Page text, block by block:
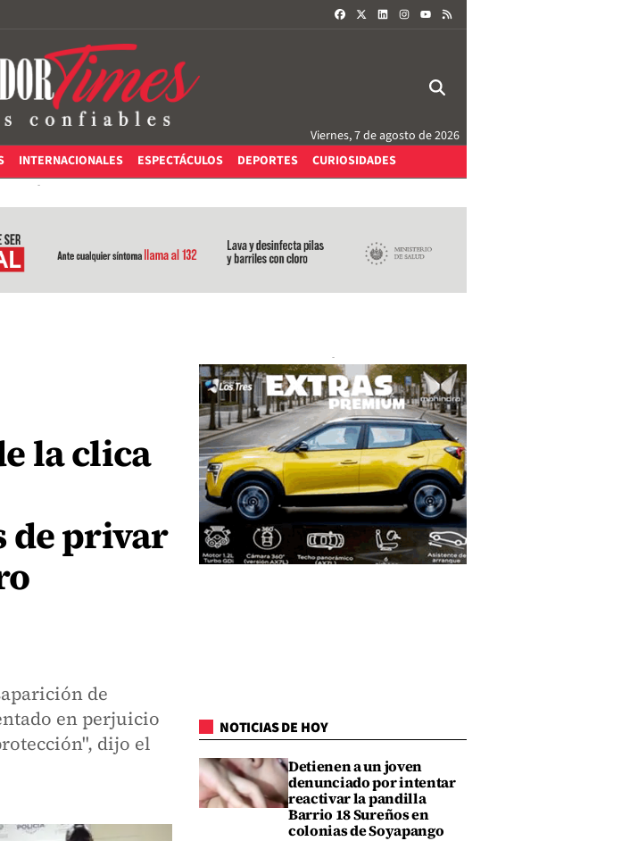
FACEBOOKLINKEDININSTAGRAM
Viernes, 7 de agosto de 2026
INTERNACIONALES ESPECTÁCULOS DEPORTES CURIOSIDADES
la clica
de privar
de
en perjuicio
dijo el
NOTICIAS DE HOY
Detienen a un joven
denunciado por intentar
reactivar la pandilla
Barrio 18 Sureños en
colonias de Soyapango